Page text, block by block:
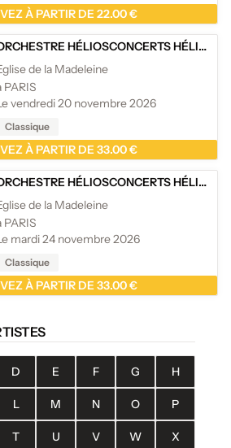
À PARTIR DE 22.00 €
HÉLIOSCONCERTS HÉLIOS
de la Madeleine
PARIS
vendredi 20 novembre 2026
Classique
À PARTIR DE 33.00 €
HÉLIOSCONCERTS HÉLIOS
de la Madeleine
PARIS
mardi 24 novembre 2026
Classique
À PARTIR DE 33.00 €
D E F G H
L M N O P
T U V W X